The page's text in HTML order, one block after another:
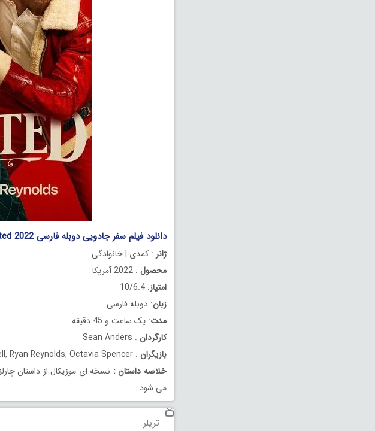
دانلود فیلم سفر جادویی دوبله فارسی Spirited 2022
ژانر : کمدی | خانوادگی
محصول : 2022 آمریکا
امتیاز: 10/6.4
زبان: دوبله فارسی
مدت: یک ساعت و 45 دقیقه
کارگردان : Sean Anders
بازیگران : Will Ferrell, Ryan Reynolds, Octavia Spencer
خلاصه داستان : نسخه ای موزیکال از داستان
می شود.
تریلر